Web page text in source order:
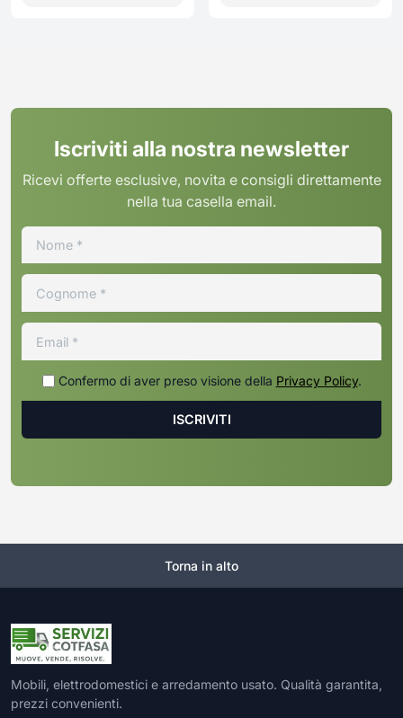
Iscriviti alla nostra newsletter
Ricevi offerte esclusive, novita e consigli direttamente
nella tua casella email.
Confermo di aver preso visione della Privacy Policy.
Torna in alto
Mobili, elettrodomestici e arredamento usato. Qualità garantita,
prezzi convenienti.